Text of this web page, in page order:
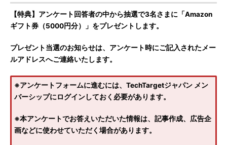
【特典】アンケート回答者の中から抽選で3名さまに「Amazon
ギフト券（5000円分）」をプレゼントします。
プレゼント当選のお知らせは、アンケート時にご記入されたメー
ルアドレスへご連絡いたします。
※アンケートフォームに進むには、TechTargetジャパン メン
バーシップにログインしておく必要があります。
※本アンケートでお答えいただいた情報は、記事作成、広告企
画などに使わせていただく場合があります。